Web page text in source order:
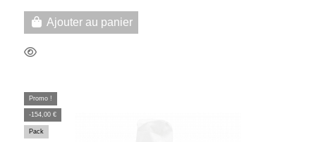
Ajouter au panier
Promo !
-154,00 €
Pack